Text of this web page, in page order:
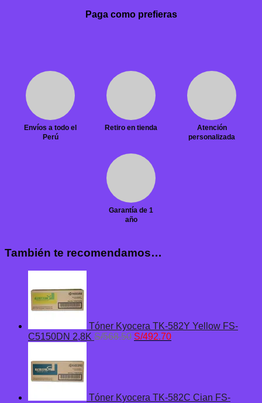
Paga como prefieras
Envíos a todo el
Perú
Retiro en tienda
Atención
personalizada
Garantía de 1
año
También te recomendamos…
Tóner Kyocera TK-582Y Yellow FS-
C5150DN 2,8K S/568.50 El
S/492.70El
Tóner Kyocera TK-582C Cian FS-